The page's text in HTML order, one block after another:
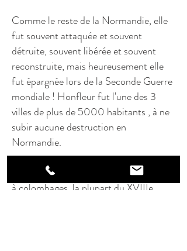
Comme le reste de la Normandie, elle
fut souvent attaquée et souvent
détruite, souvent libérée et souvent
reconstruite, mais heureusement elle
fut épargnée lors de la Seconde Guerre
mondiale ! Honfleur fut l'une des 3
villes de plus de 5000 habitants , à ne
subir aucune destruction en
Normandie.
Elle a conservé de nombreuses maisons
à colombages, la plupart du XVIIIe